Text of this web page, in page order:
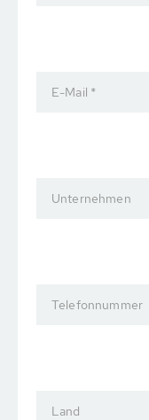
E-Mail *
Unternehmen
Telefonnummer
Land